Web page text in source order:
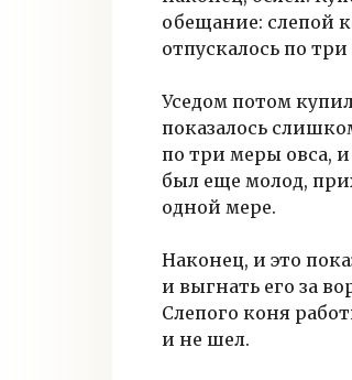
обещание: слепой
отпускалось по
Уседом потом
показалось
по три меры овса,
был еще молод,
одной мере.
Наконец, и это
и выгнать его за
Слепого коня
и не шел.